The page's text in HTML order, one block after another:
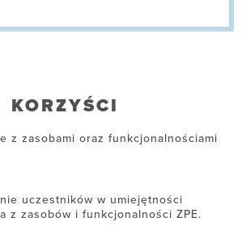
KORZYŚCI
z zasobami oraz funkcjonalnościami
uczestników w umiejętności
z zasobów i funkcjonalności ZPE.